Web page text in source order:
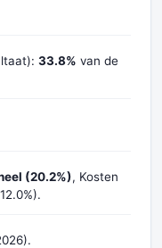
33.8% van de
(20.2%), Kosten